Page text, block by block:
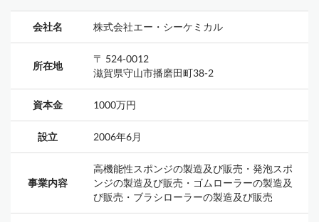
会社名 株式会社エー・シーケミカル
所在地
〒 524-0012
滋賀県守山市播磨田町38-2
資本金 1000万円
設立 2006年6月
事業内容
高機能性スポンジの製造及び販売・発泡スポ
ンジの製造及び販売・ゴムローラーの製造及
び販売・ブラシローラーの製造及び販売